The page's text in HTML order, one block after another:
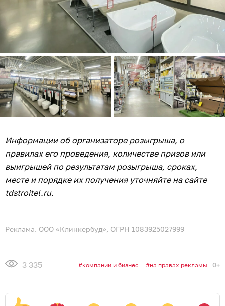
Информации об организаторе розыгрыша, о
правилах его проведения, количестве призов или
выигрышей по результатам розыгрыша, сроках,
месте и порядке их получения уточняйте на сайте
tdstroitel.ru.
Реклама. ООО «Клинкербуд», ОГРН 1083925027999
3 335 компании и бизнес на правах рекламы 0+